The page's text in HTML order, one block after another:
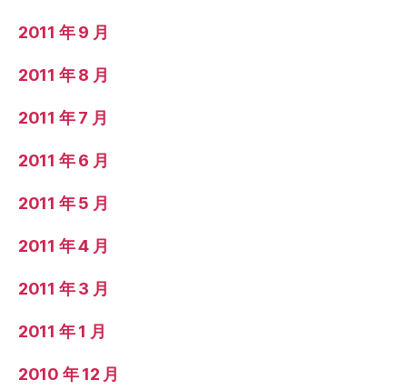
2011 年 9 月
2011 年 8 月
2011 年 7 月
2011 年 6 月
2011 年 5 月
2011 年 4 月
2011 年 3 月
2011 年 1 月
2010 年 12 月